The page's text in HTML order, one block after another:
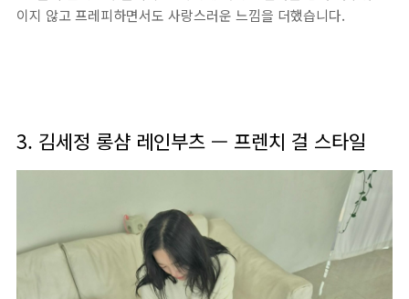
이지 않고 프레피하면서도 사랑스러운 느낌을 더했습니다.
3. 김세정 롱샴 레인부츠 — 프렌치 걸 스타일